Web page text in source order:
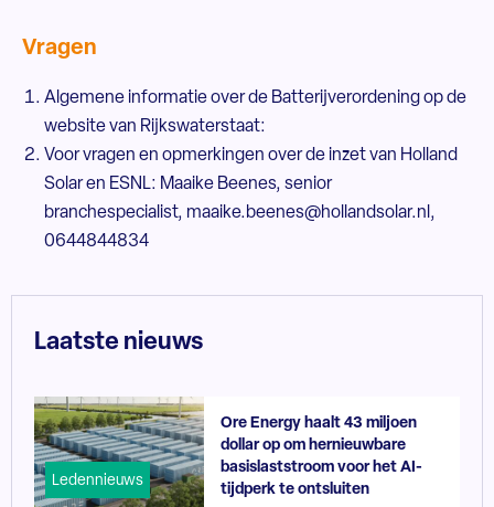
Vragen
Algemene informatie over de Batterijverordening op de
website van Rijkswaterstaat:
Voor vragen en opmerkingen over de inzet van Holland
Solar en ESNL: Maaike Beenes, senior
branchespecialist, maaike.beenes@hollandsolar.nl,
0644844834
Laatste nieuws
Ledennieuws
Ore Energy haalt 43 miljoen
dollar op om hernieuwbare
basislaststroom voor het AI-
tijdperk te ontsluiten